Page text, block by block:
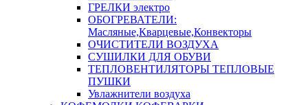
ГРЕЛКИ электро
ОБОГРЕВАТЕЛИ:
Масляные,Кварцевые,Конвекторы
ОЧИСТИТЕЛИ ВОЗДУХА
СУШИЛКИ ДЛЯ ОБУВИ
ТЕПЛОВЕНТИЛЯТОРЫ ТЕПЛОВЫЕ
ПУШКИ
Увлажнители воздуха